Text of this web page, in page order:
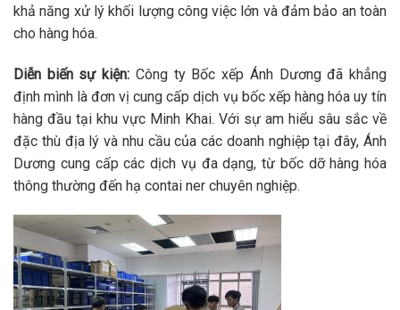
khả năng xử lý khối lượng công việc lớn và đảm bảo an toàn
cho hàng hóa.
Diễn biến sự kiện: Công ty Bốc xếp Ánh Dương đã khẳng
định mình là đơn vị cung cấp dịch vụ bốc xếp hàng hóa uy tín
hàng đầu tại khu vực Minh Khai. Với sự am hiểu sâu sắc về
đặc thù địa lý và nhu cầu của các doanh nghiệp tại đây, Ánh
Dương cung cấp các dịch vụ đa dạng, từ bốc dỡ hàng hóa
thông thường đến hạ contai ner chuyên nghiệp.